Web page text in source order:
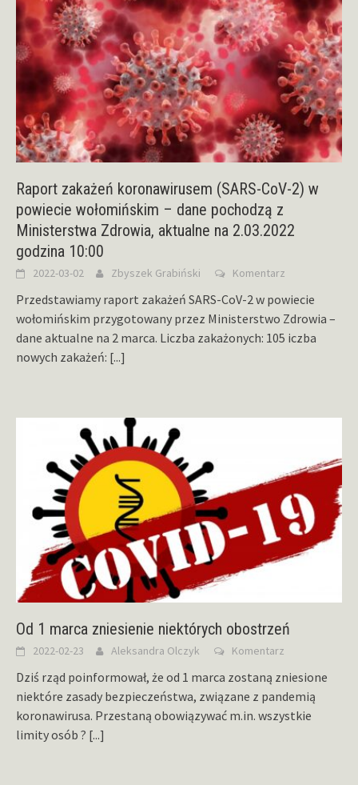
Raport zakażeń koronawirusem (SARS-CoV-2) w
powiecie wołomińskim – dane pochodzą z
Ministerstwa Zdrowia, aktualne na 2.03.2022
godzina 10:00
2022-03-02 Zbyszek Grabiński Komentarz
Przedstawiamy raport zakażeń SARS-CoV-2 w powiecie
wołomińskim przygotowany przez Ministerstwo Zdrowia –
dane aktualne na 2 marca. Liczba zakażonych: 105 iczba
nowych zakażeń: [...]
Od 1 marca zniesienie niektórych obostrzeń
2022-02-23 Aleksandra Olczyk Komentarz
Dziś rząd poinformował, że od 1 marca zostaną zniesione
niektóre zasady bezpieczeństwa, związane z pandemią
koronawirusa. Przestaną obowiązywać m.in. wszystkie
limity osób ? [...]